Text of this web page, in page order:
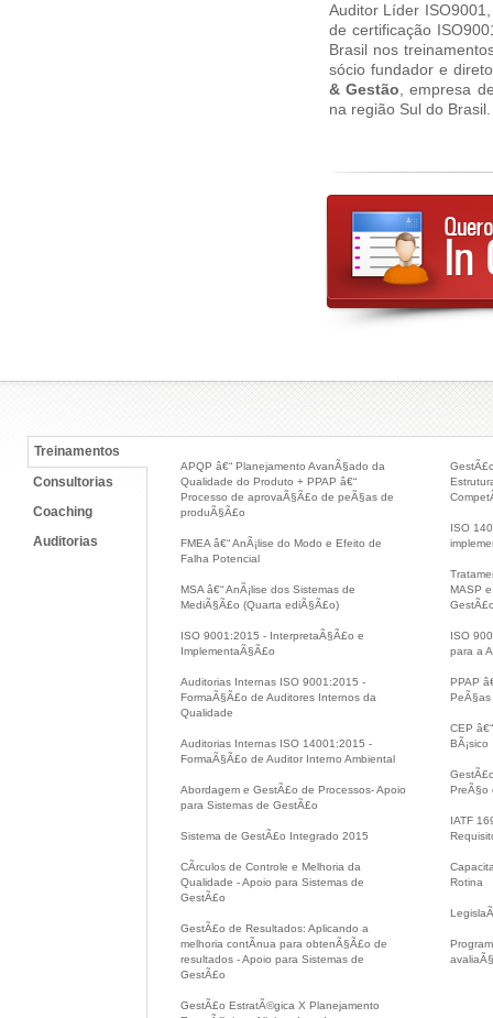
Auditor Líder
de certificação
Brasil nos
sócio fundador e
& Gestão , empresa
na região Sul do Brasil.
Treinamentos
Consultorias
Coaching
Auditorias
APQP â€“ Planejamento AvanÃ§ado da
Qualidade do Produto + PPAP â€“
Processo de aprovaÃ§Ã£o de peÃ§as de
produÃ§Ã£o
FMEA â€“ AnÃ¡lise do Modo e Efeito de
Falha Potencial
MSA â€“ AnÃ¡lise dos Sistemas de
MediÃ§Ã£o (Quarta ediÃ§Ã£o)
ISO 9001:2015 - InterpretaÃ§Ã£o e
ImplementaÃ§Ã£o
Auditorias Internas ISO 9001:2015 -
FormaÃ§Ã£o de Auditores Internos da
Qualidade
Auditorias Internas ISO 14001:2015 -
FormaÃ§Ã£o de Auditor Interno Ambiental
Abordagem e GestÃ£o de Processos- Apoio
para Sistemas de GestÃ£o
Sistema de GestÃ£o Integrado 2015
CÃ­rculos de Controle e Melhoria da
Qualidade - Apoio para Sistemas de
GestÃ£o
GestÃ£o de Resultados: Aplicando a
melhoria contÃ­nua para obtenÃ§Ã£o de
resultados - Apoio para Sistemas de
GestÃ£o
GestÃ£o EstratÃ©gica X Planejamento
ISO
MASP
ISO
para a
PPAP
CEP
BÃ¡sico
PreÃ§o
IATF
Rotina